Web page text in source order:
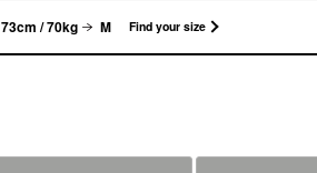
/ 70kg M Find your size